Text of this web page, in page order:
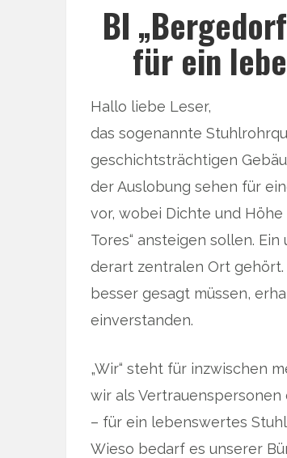
BI
für ein
Hallo liebe Leser,
das sogenannte
geschichtsträchtigen
der Auslobung sehen für
vor, wobei Dichte und
Tores“ ansteigen sollen.
derart zentralen Ort
besser gesagt müssen,
einverstanden.
„Wir“ steht für inzwischen
wir als
– für ein lebenswertes
Wieso bedarf es unserer